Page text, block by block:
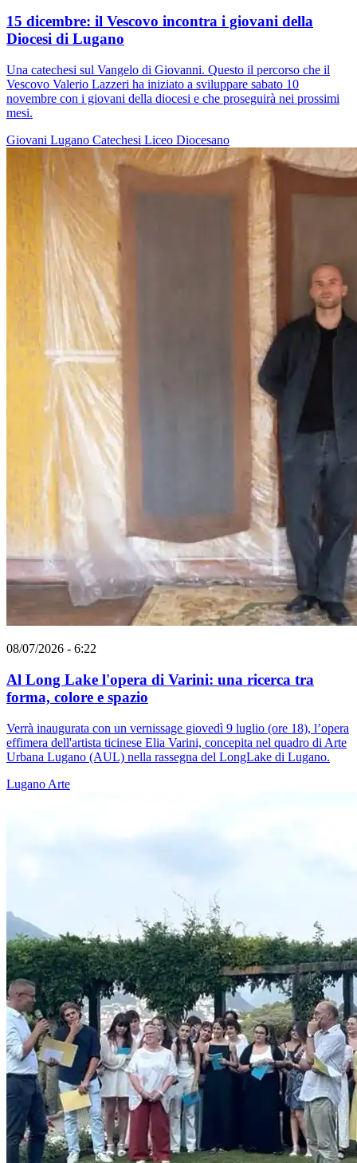
15 dicembre: il Vescovo incontra i giovani della
Diocesi di Lugano
Una catechesi sul Vangelo di Giovanni. Questo il percorso che il
Vescovo Valerio Lazzeri ha iniziato a sviluppare sabato 10
novembre con i giovani della diocesi e che proseguirà nei prossimi
mesi.
Giovani Lugano Catechesi Liceo Diocesano
08/07/2026 - 6:22
Al Long Lake l'opera di Varini: una ricerca tra
forma, colore e spazio
Verrà inaugurata con un vernissage giovedì 9 luglio (ore 18), l’opera
effimera dell'artista ticinese Elia Varini, concepita nel quadro di Arte
Urbana Lugano (AUL) nella rassegna del LongLake di Lugano.
Lugano Arte